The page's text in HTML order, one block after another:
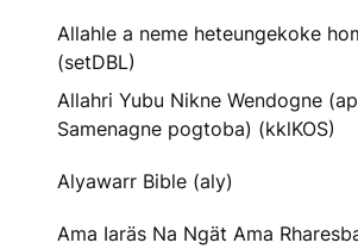
Allahle a neme heteungekoke
(setDBL)
Allahri Yubu Nikne Wendogne
Samenagne pogtoba) (kklKOS)
Alyawarr Bible (aly)
Ama Iaräs Na Ngät Ama